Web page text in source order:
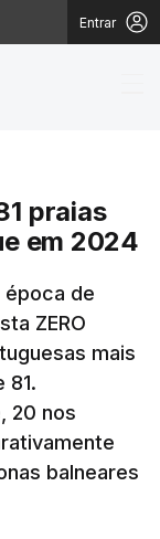
Entrar
praias
em 2024
época de
ZERO
mais
81.
20 nos
balneares